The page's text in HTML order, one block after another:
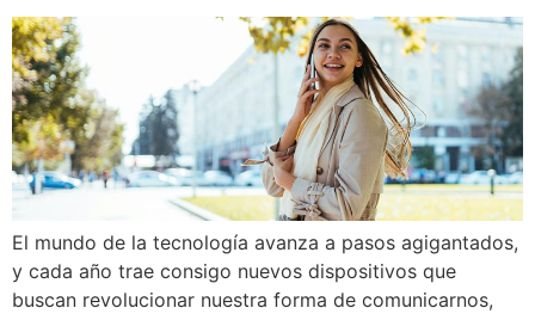
El mundo de la tecnología avanza a pasos agigantados,
y cada año trae consigo nuevos dispositivos que
buscan revolucionar nuestra forma de comunicarnos,